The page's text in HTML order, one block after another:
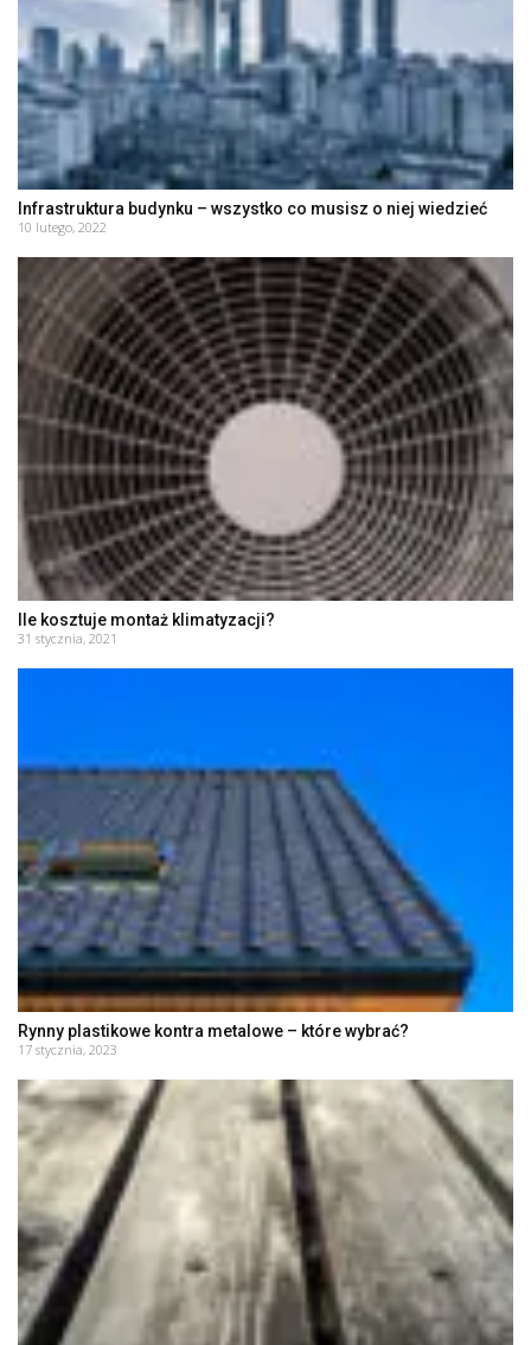
Infrastruktura budynku – wszystko co musisz o niej wiedzieć
10 lutego, 2022
Ile kosztuje montaż klimatyzacji?
31 stycznia, 2021
Rynny plastikowe kontra metalowe – które wybrać?
17 stycznia, 2023